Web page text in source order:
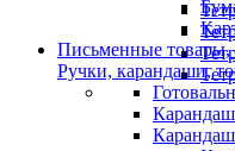
Письменные товары,
Ручки, карандаши,